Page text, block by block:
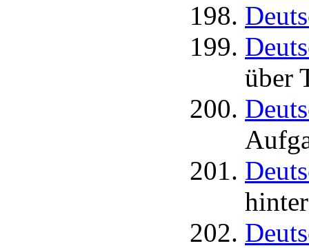
über